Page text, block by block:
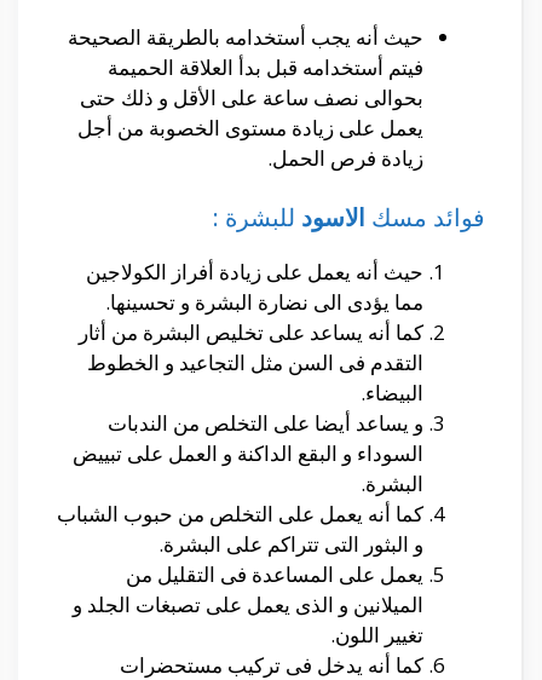
حيث أنه يجب أستخدامه بالطريقة الصحيحة
فيتم أستخدامه قبل بدأ العلاقة الحميمة
بحوالى نصف ساعة على الأقل و ذلك حتى
يعمل على زيادة مستوى الخصوبة من أجل
زيادة فرص الحمل.
فوائد مسك الاسود للبشرة :
حيث أنه يعمل على زيادة أفراز الكولاجين
مما يؤدى الى نضارة البشرة و تحسينها.
كما أنه يساعد على تخليص البشرة من أثار
التقدم فى السن مثل التجاعيد و الخطوط
البيضاء.
و يساعد أيضا على التخلص من الندبات
السوداء و البقع الداكنة و العمل على تبييض
البشرة.
كما أنه يعمل على التخلص من حبوب الشباب
و البثور التى تتراكم على البشرة.
يعمل على المساعدة فى التقليل من
الميلانين و الذى يعمل على تصبغات الجلد و
تغيير اللون.
كما أنه يدخل فى تركيب مستحضرات